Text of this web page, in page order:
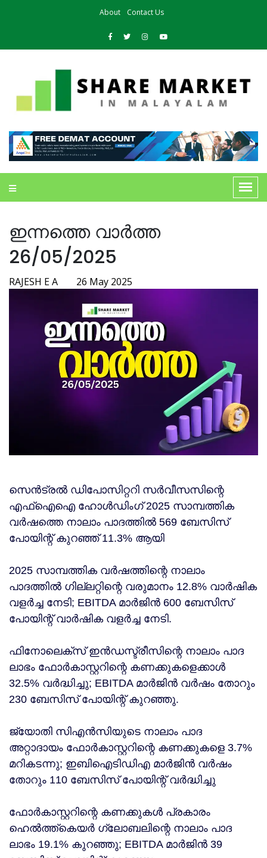
About Contact Us
ഇന്നത്തെ വാർത്ത
26/05/2025
RAJESH E A 26 May 2025
സെൻട്രൽ ഡിപോസിറ്ററി സർവീസസിന്റെ
എഫ്‌ഐഐ ഹോൾഡിംഗ് 2025 സാമ്പത്തിക
വർഷത്തെ നാലാം പാദത്തിൽ 569 ബേസിസ്
പോയിന്റ് കുറഞ്ഞ് 11.3% ആയി
2025 സാമ്പത്തിക വർഷത്തിന്റെ നാലാം
പാദത്തിൽ ഗില്ലറ്റിന്റെ വരുമാനം 12.8% വാർഷിക
വളർച്ച നേടി; EBITDA മാർജിൻ 600 ബേസിസ്
പോയിന്റ് വാർഷിക വളർച്ച നേടി.
ഫിനോലെക്സ് ഇൻഡസ്ട്രീസിന്റെ നാലാം പാദ
ലാഭം ഫോർകാസ്റ്ററിന്റെ കണക്കുകളെക്കാൾ
32.5% വർദ്ധിച്ചു; EBITDA മാർജിൻ വർഷം തോറും
230 ബേസിസ് പോയിന്റ് കുറഞ്ഞു.
ജ്യോതി സിഎൻസിയുടെ നാലാം പാദ
അറ്റാദായം ഫോർകാസ്റ്ററിന്റെ കണക്കുകളെ 3.7%
മറികടന്നു; ഇബിഐടിഡിഎ മാർജിൻ വർഷം
തോറും 110 ബേസിസ് പോയിന്റ് വർദ്ധിച്ചു
ഫോർകാസ്റ്ററിന്റെ കണക്കുകൾ പ്രകാരം
ഹെൽത്ത്കെയർ ഗ്ലോബലിന്റെ നാലാം പാദ
ലാഭം 19.1% കുറഞ്ഞു; EBITDA മാർജിൻ 39